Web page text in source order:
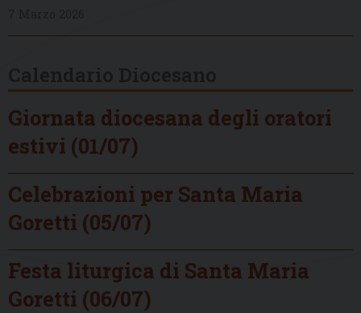
Giornata diocesana degli oratori
estivi (01/07)
Celebrazioni per Santa Maria
Goretti (05/07)
Festa liturgica di Santa Maria
Goretti (06/07)